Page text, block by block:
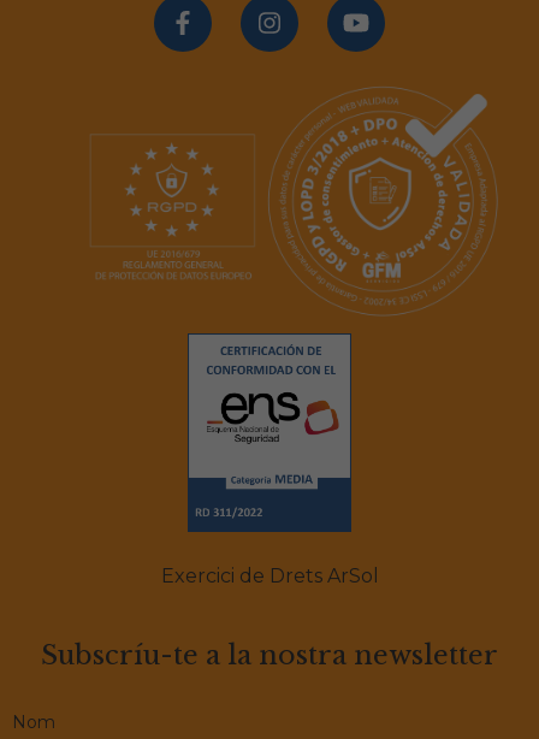
Exercici de Drets ArSol
Subscríu-te a la nostra newsletter